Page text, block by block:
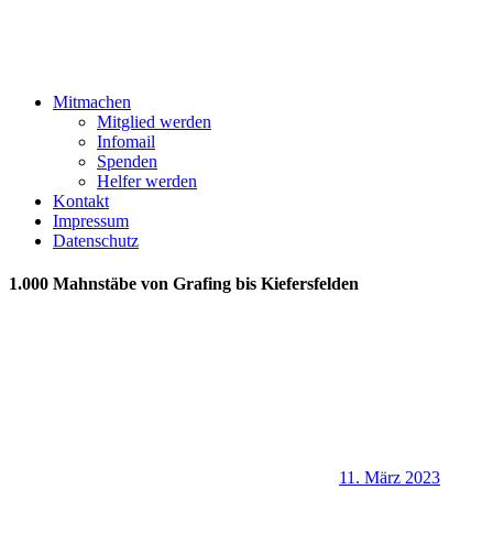
Mitmachen
Mitglied werden
Infomail
Spenden
Helfer werden
Kontakt
Impressum
Datenschutz
1.000 Mahnstäbe von Grafing bis Kiefersfelden
11. März 2023